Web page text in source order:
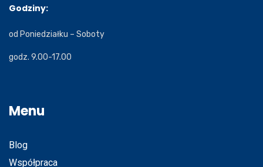
Godziny:
od Poniedziałku – Soboty
godz. 9.00-17.00
Menu
Blog
Współpraca